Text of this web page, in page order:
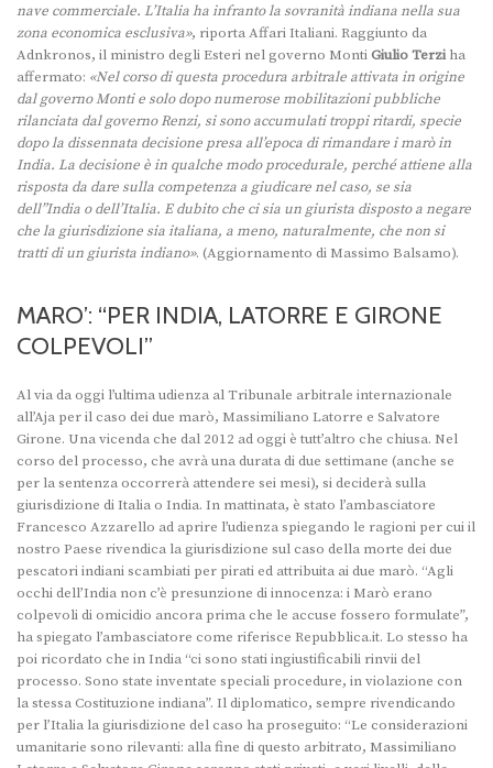
nave commerciale. L’Italia ha infranto la sovranità indiana nella sua
zona economica esclusiva», riporta Affari Italiani. Raggiunto da
Adnkronos, il ministro degli Esteri nel governo Monti Giulio Terzi ha
affermato: «Nel corso di questa procedura arbitrale attivata in origine
dal governo Monti e solo dopo numerose mobilitazioni pubbliche
rilanciata dal governo Renzi, si sono accumulati troppi ritardi, specie
dopo la dissennata decisione presa all’epoca di rimandare i marò in
India. La decisione è in qualche modo procedurale, perché attiene alla
risposta da dare sulla competenza a giudicare nel caso, se sia
dell”India o dell’Italia. E dubito che ci sia un giurista disposto a negare
che la giurisdizione sia italiana, a meno, naturalmente, che non si
tratti di un giurista indiano». (Aggiornamento di Massimo Balsamo).
MARO’: “PER INDIA, LATORRE E GIRONE
COLPEVOLI”
Al via da oggi l’ultima udienza al Tribunale arbitrale internazionale
all’Aja per il caso dei due marò, Massimiliano Latorre e Salvatore
Girone. Una vicenda che dal 2012 ad oggi è tutt’altro che chiusa. Nel
corso del processo, che avrà una durata di due settimane (anche se
per la sentenza occorrerà attendere sei mesi), si deciderà sulla
giurisdizione di Italia o India. In mattinata, è stato l’ambasciatore
Francesco Azzarello ad aprire l’udienza spiegando le ragioni per cui il
nostro Paese rivendica la giurisdizione sul caso della morte dei due
pescatori indiani scambiati per pirati ed attribuita ai due marò. “Agli
occhi dell’India non c’è presunzione di innocenza: i Marò erano
colpevoli di omicidio ancora prima che le accuse fossero formulate”,
ha spiegato l’ambasciatore come riferisce Repubblica.it. Lo stesso ha
poi ricordato che in India “ci sono stati ingiustificabili rinvii del
processo. Sono state inventate speciali procedure, in violazione con
la stessa Costituzione indiana”. Il diplomatico, sempre rivendicando
per l’Italia la giurisdizione del caso ha proseguito: “Le considerazioni
umanitarie sono rilevanti: alla fine di questo arbitrato, Massimiliano